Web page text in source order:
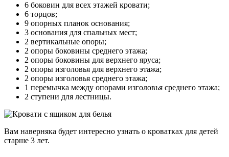
6 боковин для всех этажей кровати;
6 торцов;
9 опорных планок основания;
3 основания для спальных мест;
2 вертикальные опоры;
2 опоры боковины среднего этажа;
2 опоры боковины для верхнего яруса;
2 опоры изголовья для верхнего этажа;
2 опоры изголовья среднего этажа;
1 перемычка между опорами изголовья среднего этажа;
2 ступени для лестницы.
Вам наверняка будет интересно узнать о кроватках для детей
старше 3 лет.